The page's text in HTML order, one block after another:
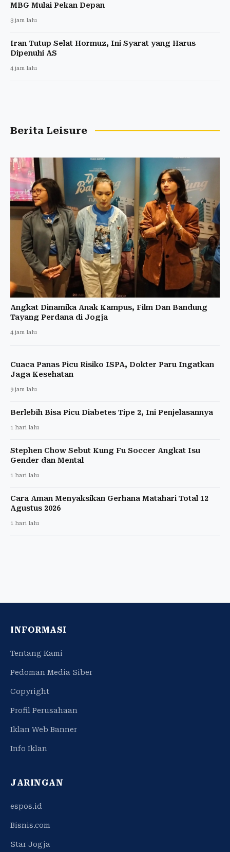
MBG Mulai Pekan Depan
3 jam lalu
Iran Tutup Selat Hormuz, Ini Syarat yang Harus
Dipenuhi AS
4 jam lalu
Berita Leisure
Angkat Dinamika Anak Kampus, Film Dan Bandung
Tayang Perdana di Jogja
4 jam lalu
Cuaca Panas Picu Risiko ISPA, Dokter Paru Ingatkan
Jaga Kesehatan
9 jam lalu
Berlebih Bisa Picu Diabetes Tipe 2, Ini Penjelasannya
1 hari lalu
Stephen Chow Sebut Kung Fu Soccer Angkat Isu
Gender dan Mental
1 hari lalu
Cara Aman Menyaksikan Gerhana Matahari Total 12
Agustus 2026
1 hari lalu
INFORMASI
Tentang Kami
Pedoman Media Siber
Copyright
Profil Perusahaan
Iklan Web Banner
Info Iklan
JARINGAN
espos.id
Bisnis.com
Star Jogja